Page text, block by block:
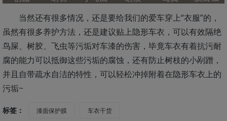
当然还有很多情况，还是要给我们的爱车穿上“衣服”的，
虽然有很多养护方法，还是建议贴上隐形车衣，可以有效隔绝
鸟屎、树胶、飞虫等污垢对车漆的伤害，毕竟车衣有着抗污耐
腐的能力可以抵御这些污垢的腐蚀，还有防止树枝的小剐蹭，
并且自带疏水自洁的特性，可以轻松冲掉附着在隐形车衣上的
污垢~
标签： 漆面保护膜 车衣干货